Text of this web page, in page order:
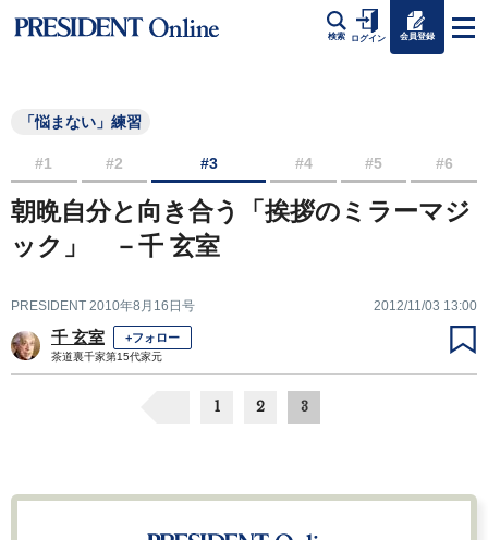
検索 ログイン 会員登録
「悩まない」練習
#1 #2 #3 #4 #5 #6
朝晩自分と向き合う「挨拶のミラーマジ
ック」 －千 玄室
PRESIDENT 2010年8月16日号 2012/11/03 13:00
千 玄室 +フォロー
茶道裏千家第15代家元
1 2 3